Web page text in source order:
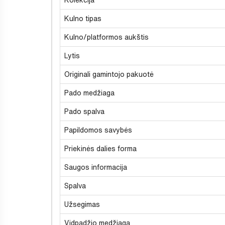
Kulno tipas
Kulno/platformos aukštis
Lytis
Originali gamintojo pakuotė
Pado medžiaga
Pado spalva
Papildomos savybės
Priekinės dalies forma
Saugos informacija
Spalva
Užsegimas
Vidpadžio medžiaga